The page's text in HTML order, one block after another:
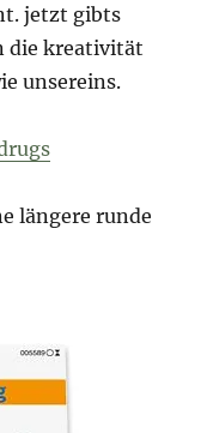
jetzt gibts
die kreativität
unsereins.
längere runde